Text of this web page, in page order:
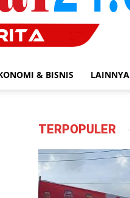
& BISNIS LAINNYA
TERPOPULER